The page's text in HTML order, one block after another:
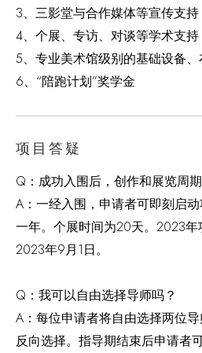
3、三影堂与合作媒体等宣传支持
4、个展、专访、对谈等学术支持
5、专业美术馆级别的基础设备
6、“陪跑计划”奖学金
项目答疑
Q：成功入围后，创作和展览周
A：一经入围，申请者可即刻启
一年。个展时间为20天。2023
2023年9月1日。
Q：我可以自由选择导师吗？
A：每位申请者将自由选择两位
反向选择。指导期结束后申请者